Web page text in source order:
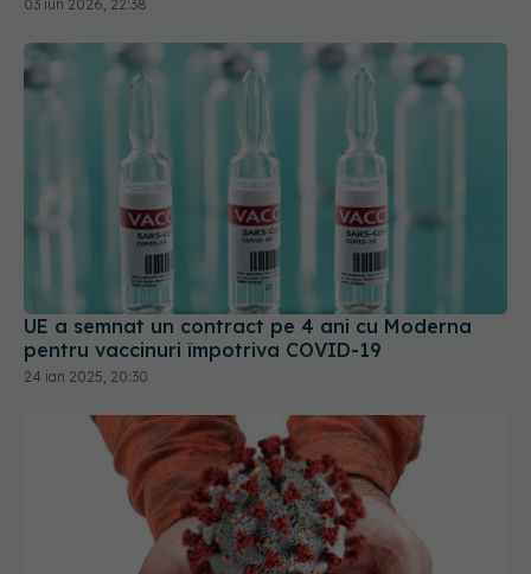
03 iun 2026, 22:38
UE a semnat un contract pe 4 ani cu Moderna
pentru vaccinuri împotriva COVID-19
24 ian 2025, 20:30